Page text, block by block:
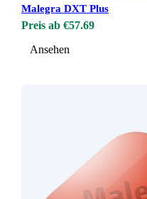
Malegra DXT Plus
Preis ab €57.69
Ansehen